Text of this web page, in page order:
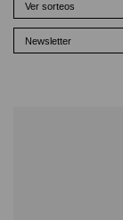
Ver sorteos
Newsletter